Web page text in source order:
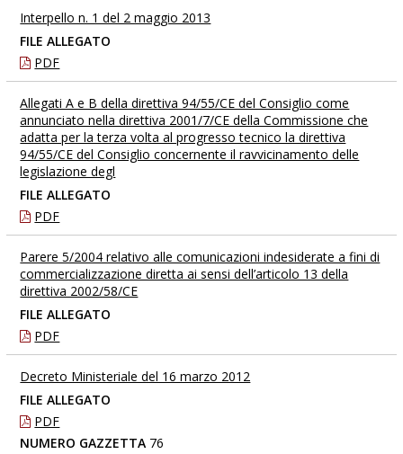
Interpello n. 1 del 2 maggio 2013
FILE ALLEGATO
PDF
Allegati A e B della direttiva 94/55/CE del Consiglio come
annunciato nella direttiva 2001/7/CE della Commissione che
adatta per la terza volta al progresso tecnico la direttiva
94/55/CE del Consiglio concernente il ravvicinamento delle
legislazione degl
FILE ALLEGATO
PDF
Parere 5/2004 relativo alle comunicazioni indesiderate a fini di
commercializzazione diretta ai sensi dell’articolo 13 della
direttiva 2002/58/CE
FILE ALLEGATO
PDF
Decreto Ministeriale del 16 marzo 2012
FILE ALLEGATO
PDF
NUMERO GAZZETTA 76